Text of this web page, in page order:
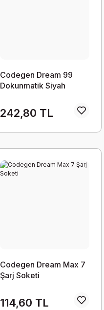
Codegen Dream 99
Dokunmatik Siyah
242,80 TL
Codegen Dream Max 7
Şarj Soketi
114,60 TL